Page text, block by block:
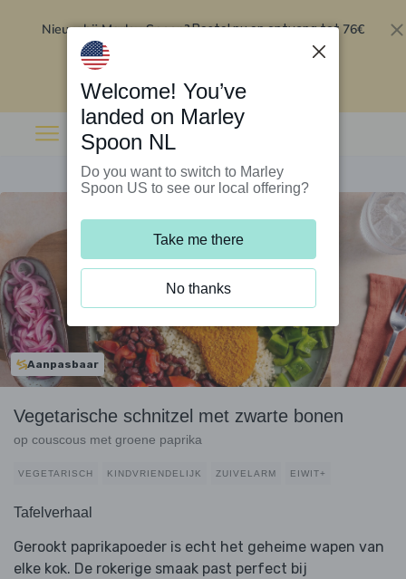
Nieuw bij Marley Spoon?Bestel nu en ontvang tot 76€
Aanpasbaar
Vegetarische schnitzel met zwarte bonen
op couscous met groene paprika
VEGETARISCH KINDVRIENDELIJK ZUIVELARM EIWIT+
Tafelverhaal
Gerookt paprikapoeder is echt het geheime wapen van
elke kok. De rokerige smaak past perfect bij
Welcome! You’ve
landed on Marley
Spoon NL
Do you want to switch to Marley
Spoon US to see our local offering?
Take me there
No thanks